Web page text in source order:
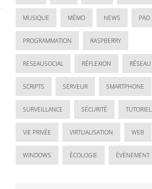
MUSIQUE MÉMO NEWS PAO
PROGRAMMATION RASPBERRY
RESEAUSOCIAL RÉFLEXION RÉSEAU
SCRIPTS SERVEUR SMARTPHONE
SURVEILLANCE SÉCURITÉ TUTORIEL
VIE PRIVÉE VIRTUALISATION WEB
WINDOWS ÉCOLOGIE ÉVÈNEMENT